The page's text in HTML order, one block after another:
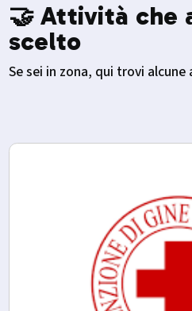
🤝 Attività che
scelto
Se sei in zona, qui trovi